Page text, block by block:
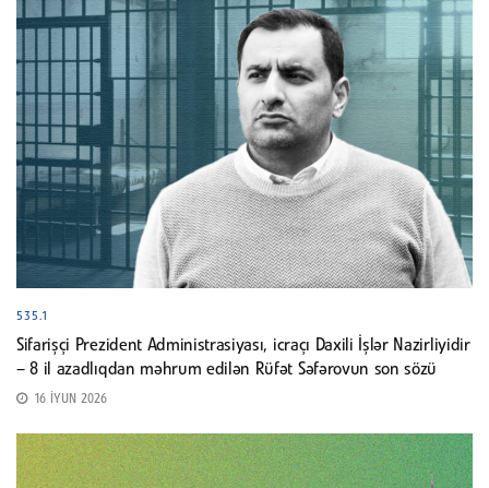
535.1
Sifarişçi Prezident Administrasiyası, icraçı Daxili İşlər Nazirliyidir
– 8 il azadlıqdan məhrum edilən Rüfət Səfərovun son sözü
16 İYUN 2026